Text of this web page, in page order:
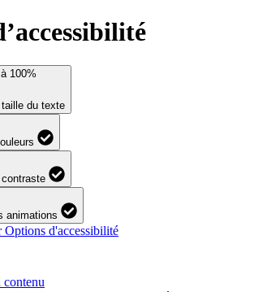
100%
du texte
animations
Options d'accessibilité
contenu